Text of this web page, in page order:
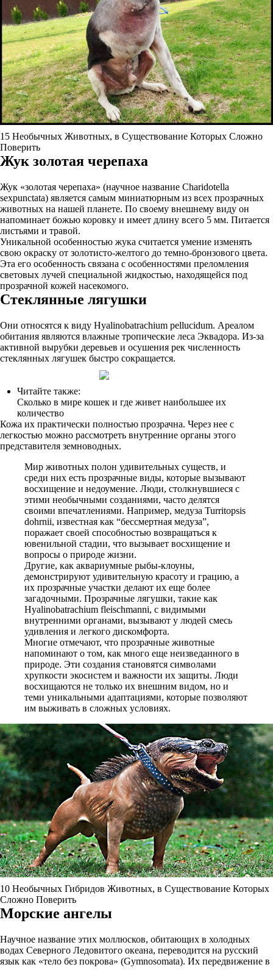
15 Необычных Животных, в Существование Которых Сложно
Поверить
Жук золотая черепаха
Жук «золотая черепаха» (научное название Charidotella
sexpunctata) является самым миниатюрным из всех прозрачных
животных на нашей планете. По своему внешнему виду он
напоминает божью коровку и имеет длину всего 5 мм. Питается
листьями и травой.
Уникальной особенностью жука считается умение изменять
свою окраску от золотисто-желтого до темно-бронзового цвета.
Эта его особенность связана с особенностями преломления
световых лучей специальной жидкостью, находящейся под
прозрачной кожей насекомого.
Стеклянные лягушки
Они относятся к виду Hyalinobatrachium pellucidum. Ареалом
обитания являются влажные тропические леса Эквадора. Из-за
активной вырубки деревьев и осушения рек численность
стеклянных лягушек быстро сокращается.
Читайте также:
Сколько в мире кошек и где живет наибольшее их
количество
Кожа их практически полностью прозрачна. Через нее с
легкостью можно рассмотреть внутренние органы этого
представителя земноводных.
Мир животных полон удивительных существ, и
среди них есть прозрачные виды, которые вызывают
восхищение и недоумение. Люди, столкнувшиеся с
этими необычными созданиями, часто делятся
своими впечатлениями. Например, медуза Turritopsis
dohrnii, известная как “бессмертная медуза”,
поражает своей способностью возвращаться к
ювенильной стадии, что вызывает восхищение и
вопросы о природе жизни.
Другие, как аквариумные рыбы-клоуны,
демонстрируют удивительную красоту и грацию, а
их прозрачные участки делают их еще более
загадочными. Прозрачные лягушки, такие как
Hyalinobatrachium fleischmanni, с видимыми
внутренними органами, вызывают у людей смесь
удивления и легкого дискомфорта.
Многие отмечают, что прозрачные животные
напоминают о том, как много еще неизведанного в
природе. Эти создания становятся символами
хрупкости экосистем и важности их защиты. Люди
восхищаются не только их внешним видом, но и
теми уникальными адаптациями, которые позволяют
им выживать в сложных условиях.
10 Необычных Гибридов Животных, в Существование Которых
Сложно Поверить
Морские ангелы
Научное название этих моллюсков, обитающих в холодных
водах Северного Ледовитого океана, переводится на русский
язык как «тело без покрова» (Gymnosomata). Их передвижение в